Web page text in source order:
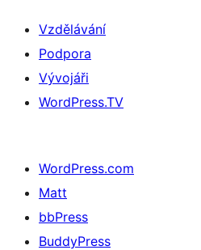
Vzdělávání
Podpora
Vývojáři
WordPress.TV
WordPress.com
Matt
bbPress
BuddyPress